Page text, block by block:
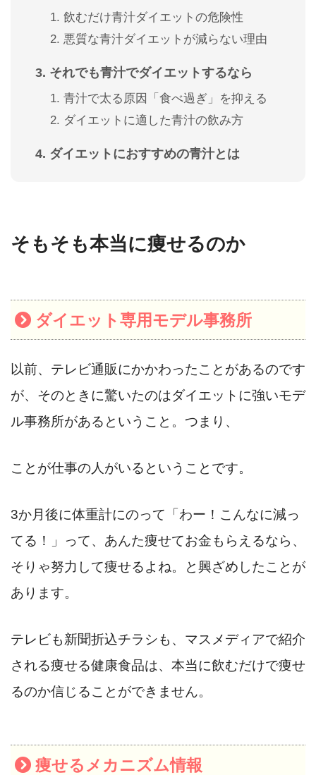
飲むだけ青汁ダイエットの危険性
悪質な青汁ダイエットが減らない理由
それでも青汁でダイエットするなら
青汁で太る原因「食べ過ぎ」を抑える
ダイエットに適した青汁の飲み方
ダイエットにおすすめの青汁とは
そもそも本当に痩せるのか
ダイエット専用モデル事務所
以前、テレビ通販にかかわったことがあるのです
が、そのときに驚いたのはダイエットに強いモデ
ル事務所があるということ。つまり、
ことが仕事の人がいるということです。
3か月後に体重計にのって「わー！こんなに減っ
てる！」って、あんた痩せてお金もらえるなら、
そりゃ努力して痩せるよね。と興ざめしたことが
あります。
テレビも新聞折込チラシも、マスメディアで紹介
される痩せる健康食品は、本当に飲むだけで痩せ
るのか信じることができません。
痩せるメカニズム情報